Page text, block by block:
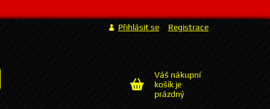
Přihlásit se Registrace
Váš nákupní
košík je
prázdný